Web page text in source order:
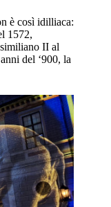
è così idilliaca:
1572,
II al
del ‘900, la